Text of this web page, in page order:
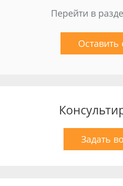
Перейти в
Оставить
Задать